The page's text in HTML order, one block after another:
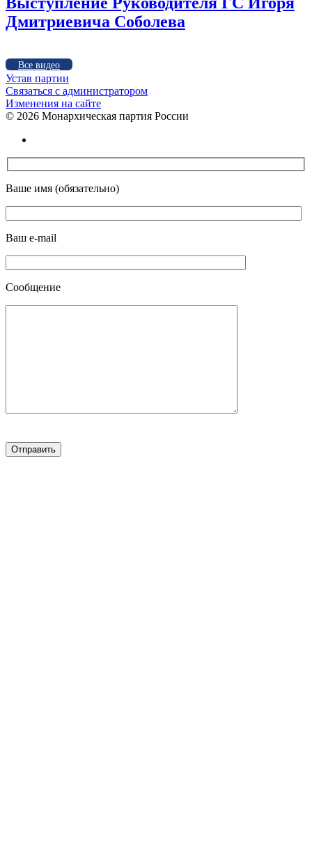
Дмитриевича Соболева
Все видео
Устав партии
Связаться с администратором
Изменения на сайте
© 2026 Монархическая партия России
Ваше имя (обязательно)
Ваш e-mail
Сообщение